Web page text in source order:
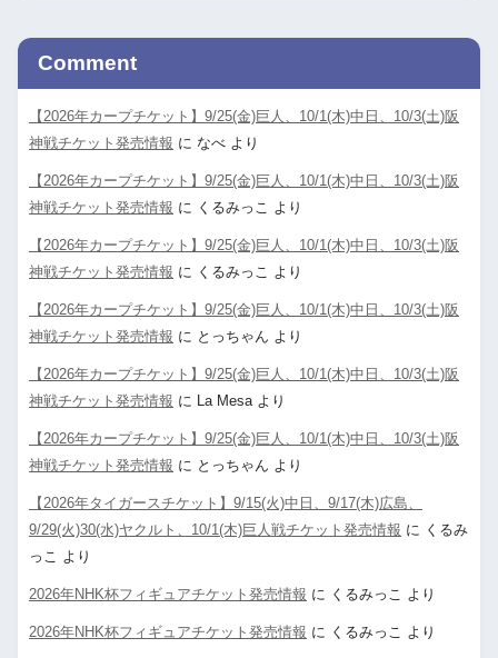
Comment
【2026年カープチケット】9/25(金)巨人、10/1(木)中日、10/3(土)阪
神戦チケット発売情報 に なべ より
【2026年カープチケット】9/25(金)巨人、10/1(木)中日、10/3(土)阪
神戦チケット発売情報 に くるみっこ より
【2026年カープチケット】9/25(金)巨人、10/1(木)中日、10/3(土)阪
神戦チケット発売情報 に くるみっこ より
【2026年カープチケット】9/25(金)巨人、10/1(木)中日、10/3(土)阪
神戦チケット発売情報 に とっちゃん より
【2026年カープチケット】9/25(金)巨人、10/1(木)中日、10/3(土)阪
神戦チケット発売情報 に La Mesaより
【2026年カープチケット】9/25(金)巨人、10/1(木)中日、10/3(土)阪
神戦チケット発売情報 に とっちゃん より
【2026年タイガースチケット】9/15(火)中日、9/17(木)広島、
9/29(火)30(水)ヤクルト、10/1(木)巨人戦チケット発売情報 に くるみ
っこ より
2026年NHK杯フィギュアチケット発売情報 に くるみっこ より
2026年NHK杯フィギュアチケット発売情報 に くるみっこ より